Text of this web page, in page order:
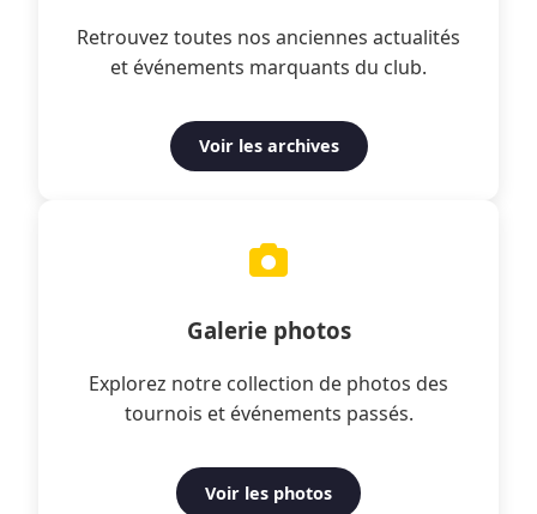
Retrouvez toutes nos anciennes actualités
et événements marquants du club.
Voir les archives
Galerie photos
Explorez notre collection de photos des
tournois et événements passés.
Voir les photos